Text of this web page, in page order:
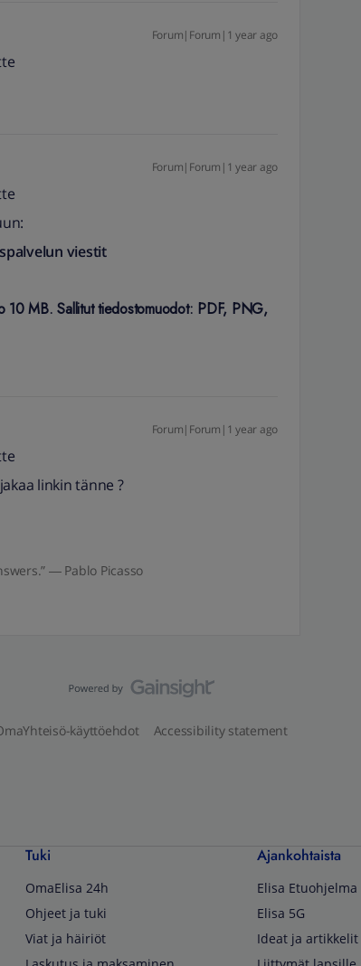
Forum|Forum|1 year ago
Forum|Forum|1 year ago
viestit
10 MB. Sallitut tiedostomuodot: PDF, PNG,
Forum|Forum|1 year ago
linkin tänne ?
― Pablo Picasso
käyttöehdot Accessibility statement
Tuki
OmaElisa 24h
Ohjeet ja tuki
Viat ja häiriöt
Ajankohtaista
Elisa Etuohjelma
Elisa 5G
Ideat ja artikkelit